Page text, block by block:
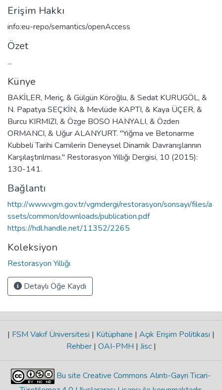
Erişim Hakkı
info:eu-repo/semantics/openAccess
Özet
...
Künye
BAKİLER, Meriç, & Gülgün Köroğlu, & Sedat KURUGÖL, &
N. Papatya SEÇKİN, & Mevlüde KAPTI, & Kaya ÜÇER, &
Burcu KIRMIZI, & Özge BOSO HANYALI, & Özden
ORMANCI, & Uğur ALANYURT. "Yığma ve Betonarme
Kubbeli Tarihi Camilerin Deneysel Dinamik Davranışlarının
Karşılaştırılması." Restorasyon Yıllığı Dergisi, 10 (2015):
130-141.
Bağlantı
http://www.vgm.gov.tr/vgmdergi/restorasyon/sonsayi/files/a
ssets/common/downloads/publication.pdf
https://hdl.handle.net/11352/2265
Koleksiyon
Restorasyon Yıllığı
Detaylı Öğe Kaydı
| FSM Vakıf Üniversitesi | Kütüphane | Açık Erişim Politikası |
Rehber | OAI-PMH | Jisc |
Bu site Creative Commons Alıntı-Gayri Ticari-